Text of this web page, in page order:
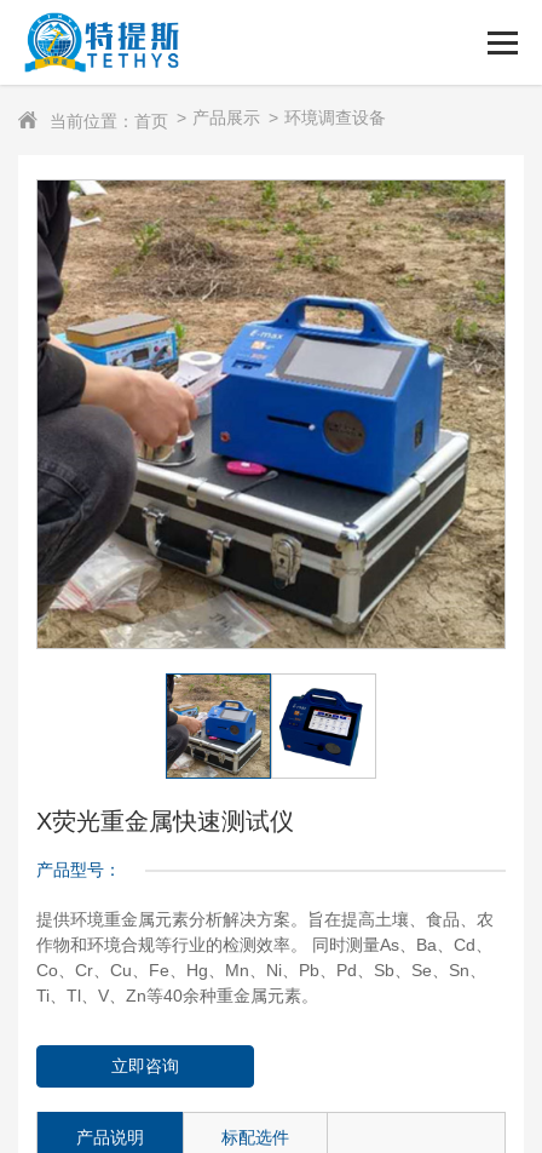
当前位置：首页 产品展示 环境调查设备
X荧光重金属快速测试仪
产品型号：
提供环境重金属元素分析解决方案。旨在提高土壤、食品、农
作物和环境合规等行业的检测效率。 同时测量As、Ba、Cd、
Co、Cr、Cu、Fe、Hg、Mn、Ni、Pb、Pd、Sb、Se、Sn、
Ti、Tl、V、Zn等40余种重金属元素。
立即咨询
产品说明 标配选件